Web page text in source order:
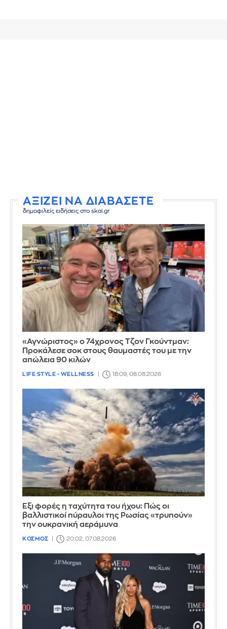
ΑΞΙΖΕΙ ΝΑ ΔΙΑΒΑΣΕΤΕ
δημοφιλείς ειδήσεις στο skai.gr
«Αγνώριστος» ο 74χρονος Τζον Γκούντμαν:
Προκάλεσε σοκ στους θαυμαστές του με την
απώλεια 90 κιλών
LIFE STYLE - WELLNESS 18:09, 08.08.2026
Έξι φορές η ταχύτητα του ήχου: Πώς οι
βαλλιστικοί πύραυλοι της Ρωσίας «τρυπούν»
την ουκρανική αεράμυνα
ΚΟΣΜΟΣ 20:02, 07.08.2026